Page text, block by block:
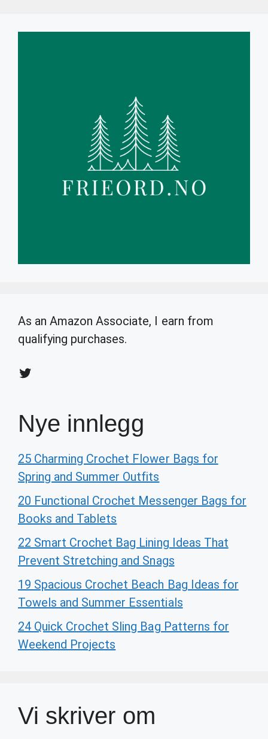
As an Amazon Associate, I earn from
qualifying purchases.
Twitter
Nye innlegg
25 Charming Crochet Flower Bags for
Spring and Summer Outfits
20 Functional Crochet Messenger Bags for
Books and Tablets
22 Smart Crochet Bag Lining Ideas That
Prevent Stretching and Snags
19 Spacious Crochet Beach Bag Ideas for
Towels and Summer Essentials
24 Quick Crochet Sling Bag Patterns for
Weekend Projects
Vi skriver om